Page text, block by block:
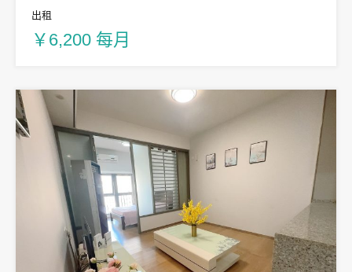
出租
￥6,200 每月